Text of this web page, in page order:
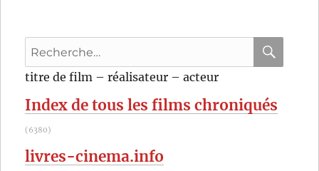
Recherche
pour
:
titre de film – réalisateur – acteur
Index de tous les films chroniqués
(6380)
livres-cinema.info